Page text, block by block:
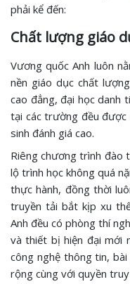
phải kể đến:
Chất lượng giáo
Vương quốc Anh luôn
nền giáo dục chất
cao đẳng, đại học danh
tại các trường đều được
sinh đánh giá cao.
Riêng chương trình đào
lộ trình học không quá
thực hành, đồng thời
truyền tải bắt kịp xu
Anh đều có phòng thí
và thiết bị hiện đại mới
công nghệ thông tin,
rộng cùng với quyền